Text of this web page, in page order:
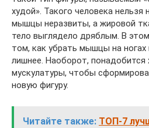
худой». Такого человека нельзя
мышцы неразвиты, а жировой
тело выглядело дряблым. В
том, как убрать мышцы на ногах
лишнее. Наоборот,
мускулатуры, чтобы
новую фигуру.
Читайте также: ТОП-7